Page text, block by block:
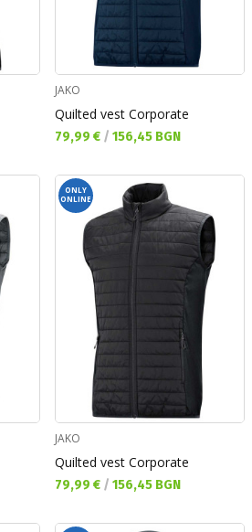
JAKO
Quilted vest Corporate
Текуща цена:
79,99 € / 156,45 BGN
ONLY
ONLINE
JAKO
Quilted vest Corporate
Текуща цена:
79,99 € / 156,45 BGN